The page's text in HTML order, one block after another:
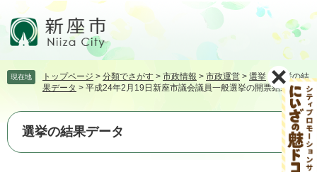
頭
す。
飛
て
本
現在地 トップページ > 分類でさがす > 市政情報 > 市政運営 > 選挙>選挙の結
果データ > 平成24年2月19日新座市議会議員一般選挙の開票結果
選挙の結果データ